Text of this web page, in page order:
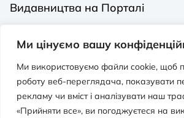
Ми цінуємо вашу
Ми використовуємо файли cookie, щоб
роботу веб-переглядача, показувати
рекламу чи вміст і аналізувати наш
«Прийняти все», ви погоджуєтеся на
Видавництва на Порталі
Видавничо-освітній
Всі права